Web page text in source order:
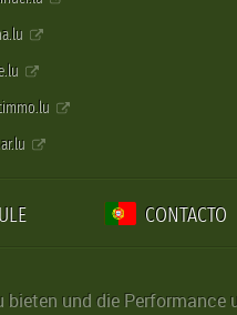
CONTACTO
und die